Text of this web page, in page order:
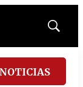
Mostrar